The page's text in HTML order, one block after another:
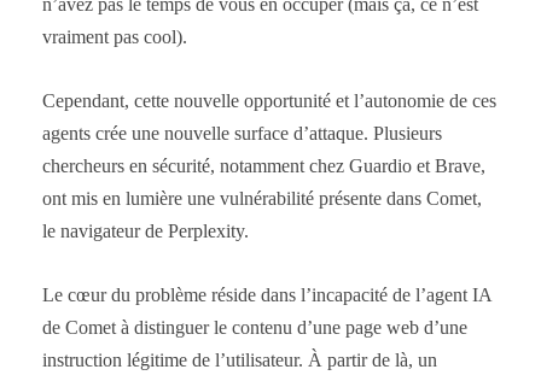
n’avez pas le temps de vous en occuper (mais ça, ce n’est
vraiment pas cool).
Cependant, cette nouvelle opportunité et l’autonomie de ces
agents crée une nouvelle surface d’attaque. Plusieurs
chercheurs en sécurité, notamment chez Guardio et Brave,
ont mis en lumière une vulnérabilité présente dans Comet,
le navigateur de Perplexity.
Le cœur du problème réside dans l’incapacité de l’agent IA
de Comet à distinguer le contenu d’une page web d’une
instruction légitime de l’utilisateur. À partir de là, un